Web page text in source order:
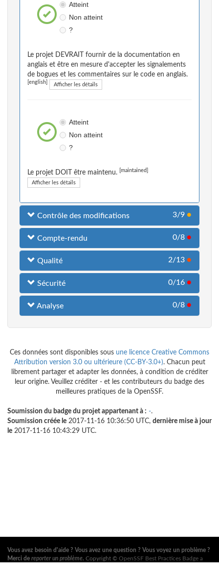
Atteint
Non atteint
?
Le projet DEVRAIT fournir de la documentation en
anglais et être en mesure d'accepter les signalements
de bogues et les commentaires sur le code en anglais.
[english] Afficher les détails
Atteint
Non atteint
?
Le projet DOIT être maintenu. [maintained]
Afficher les détails
Contrôle des modifications 3/9 ●
Compte-rendu 0/8 ●
Qualité 2/13 ●
Sécurité 0/16 ●
Analyse 0/8 ●
Ces données sont disponibles sous une licence Creative Commons
Attribution version 3.0 ou ultérieure (CC-BY-3.0+). Chacun peut
librement partager et adapter les données, à condition de créditer
leur origine. Veuillez créditer - et les contributeurs du badge des
meilleures pratiques de la OpenSSF.
Soumission du badge du projet appartenant à : -.
Soumission créée le 2017-11-16 10:36:50 UTC, dernière mise à jour
le 2017-11-16 10:43:29 UTC.
Vous avez besoin d'aide ? Vous avez une question ? Vous voyez un problème ?
Merci de reporter un problème. Copyright © OpenSSF Best Practices Badge a